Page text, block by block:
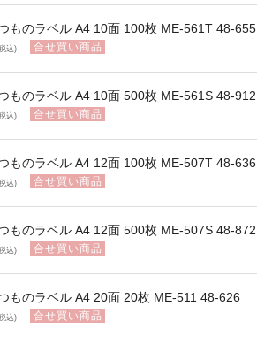
ものラベル A4 10面 100枚 ME-561T 48-655
込) 合せ買い商品
ものラベル A4 10面 500枚 ME-561S 48-912
込) 合せ買い商品
ものラベル A4 12面 100枚 ME-507T 48-636
込) 合せ買い商品
ものラベル A4 12面 500枚 ME-507S 48-872
込) 合せ買い商品
ものラベル A4 20面 20枚 ME-511 48-626
込) 合せ買い商品